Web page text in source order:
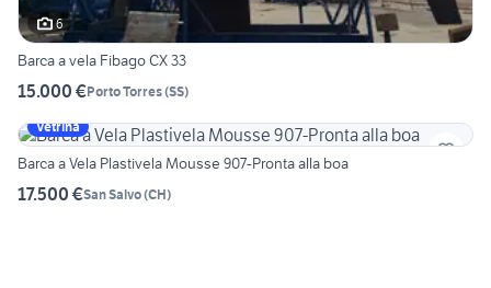
6
Barca a vela Fibago CX 33
15.000 €Porto Torres(SS)
Vetrina
Barca a Vela Plastivela Mousse 907-Pronta alla boa
17.500 €San Salvo(CH)